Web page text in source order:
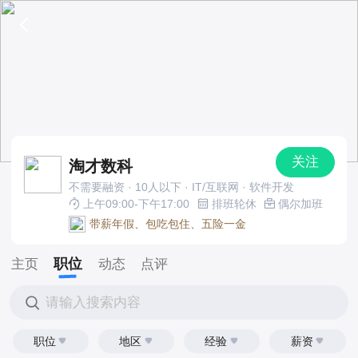
淘才数科 关注
不需要融资 · 10人以下 · IT/互联网 · 软件开发
上午09:00-下午17:00
排班轮休
偶尔加班
带薪年假、包吃包住、五险一金
主页 职位 动态 点评
请输入搜索内容
职位 地区 经验 薪资